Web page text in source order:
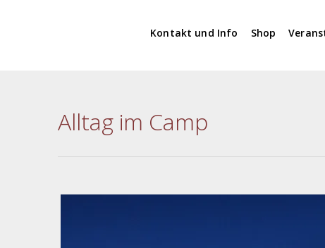
Kontakt und Info Shop
Alltag im Camp